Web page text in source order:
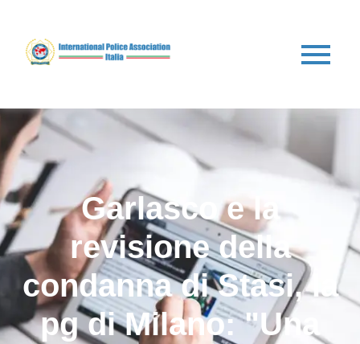
Garlasco e la
revisione della
condanna di Stasi, la
pg di Milano: "Una